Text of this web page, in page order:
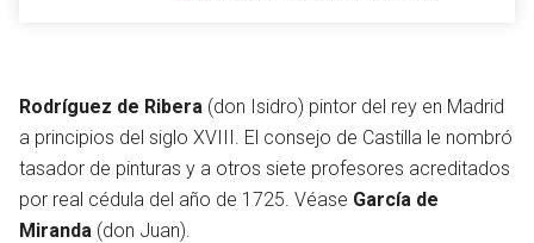
Rodríguez de Ribera (don Isidro) pintor del rey en Madrid
a principios del siglo XVIII. El consejo de Castilla le nombró
tasador de pinturas y a otros siete profesores acreditados
por real cédula del año de 1725. Véase García de
Miranda (don Juan).